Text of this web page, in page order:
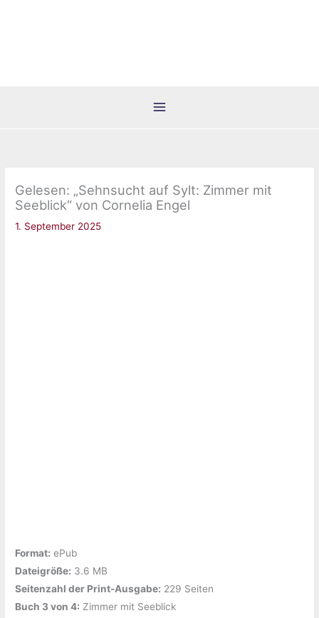
Gelesen: „Sehnsucht auf Sylt: Zimmer mit
Seeblick“ von Cornelia Engel
1. September 2025
Format: ePub
Dateigröße: ‎3.6 MB
Seitenzahl der Print-Ausgabe: ‎229 Seiten
Buch 3 von 4: ‎Zimmer mit Seeblick